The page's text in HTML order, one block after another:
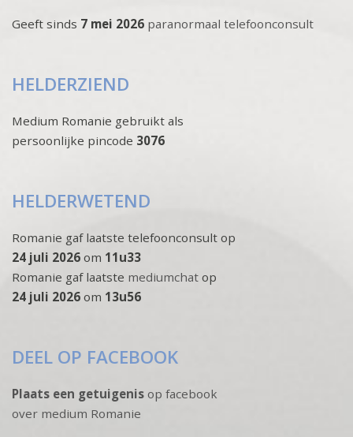
Geeft sinds 7 mei 2026 paranormaal telefoonconsult
HELDERZIEND
Medium Romanie gebruikt als
persoonlijke pincode 3076
HELDERWETEND
Romanie gaf laatste telefoonconsult op
24 juli 2026 om 11u33
Romanie gaf laatste mediumchat op
24 juli 2026 om 13u56
DEEL OP FACEBOOK
Plaats een getuigenis op facebook
over medium Romanie